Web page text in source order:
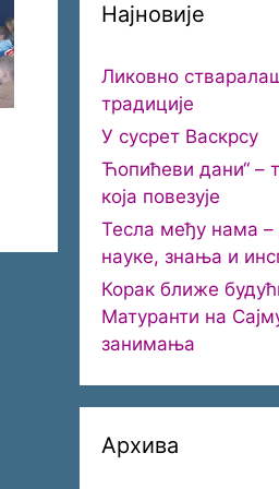
Најновије
Ликовно
традиције
У сусрет Васкрсу
Ћопићеви дани“ –
која повезује
Тесла међу нама –
науке, знања и
Корак ближе
Матуранти на
занимања
Архива